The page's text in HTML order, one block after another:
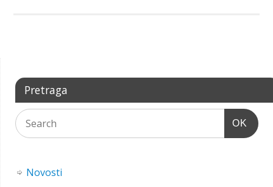
Pretraga
OK
Novosti